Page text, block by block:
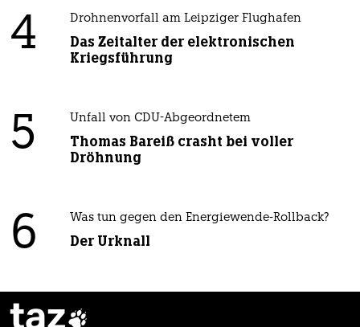
4 Drohnenvorfall am Leipziger Flughafen
Das Zeitalter der elektronischen
Kriegsführung
5 Unfall von CDU-Abgeordnetem
Thomas Bareiß crasht bei voller
Dröhnung
6 Was tun gegen den Energiewende-Rollback?
Der Urknall
taz